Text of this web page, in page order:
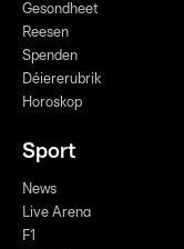
Gesondheet
Reesen
Spenden
Déiererubrik
Horoskop
Sport
News
Live Arena
F1